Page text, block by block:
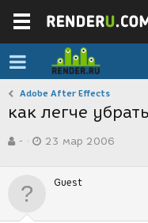
Adobe After Effects
как легче
в
р
-
а
23 мар 2006
Guest